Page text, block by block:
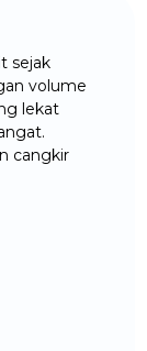
sejak
volume
lekat
cangkir